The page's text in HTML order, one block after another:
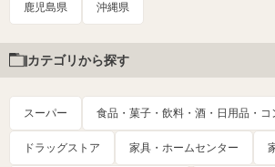
鹿児島県 沖縄県
カテゴリから探す
スーパー 食品・菓子・飲料・酒・日用品・コ
ドラッグストア 家具・ホームセンター